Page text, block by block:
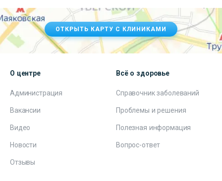
ОТКРЫТЬ КАРТУ С КЛИНИКАМИ
О центре
Администрация
Вакансии
Видео
Новости
Отзывы
Всё о здоровье
Справочник заболеваний
Проблемы и решения
Полезная информация
Вопрос-ответ